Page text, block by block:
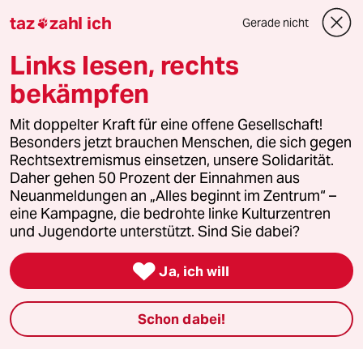
Ceuta
Hitze
Verlag
Aktuelles
Hausblog
Die Seitenwende
Stellen
taz zahl ich Gerade nicht
Links lesen, rechts
bekämpfen
Mit doppelter Kraft für eine offene Gesellschaft!
Besonders jetzt brauchen Menschen, die sich gegen
Rechtsextremismus einsetzen, unsere Solidarität.
Daher gehen 50 Prozent der Einnahmen aus
Neuanmeldungen an „Alles beginnt im Zentrum“ –
eine Kampagne, die bedrohte linke Kulturzentren
und Jugendorte unterstützt. Sind Sie dabei?
 Ja, ich will
Schon dabei!